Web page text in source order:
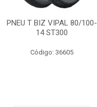
PNEU T BIZ VIPAL 80/100-
14 ST300
Código: 36605